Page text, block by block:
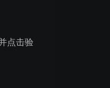
点击验